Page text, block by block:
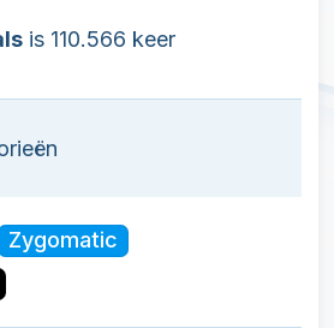
is 110.566 keer
Zygomatic